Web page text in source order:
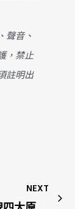
聲音、
，禁止
註明出
NEXT